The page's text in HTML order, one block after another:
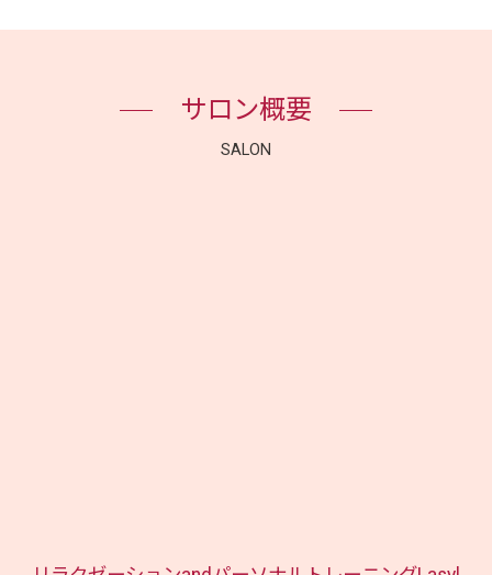
サロン概要
SALON